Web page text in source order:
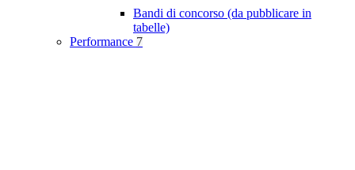
Bandi di concorso (da pubblicare in
tabelle)
Performance 7